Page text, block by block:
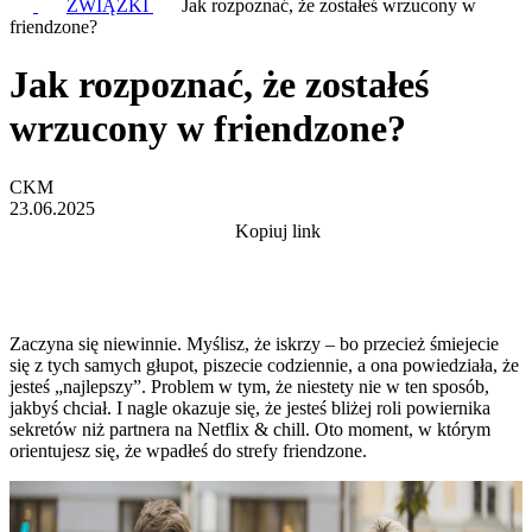
ZWIĄZKI
Jak rozpoznać, że zostałeś wrzucony w
friendzone?
Jak rozpoznać, że zostałeś
wrzucony w friendzone?
CKM
23.06.2025
Kopiuj link
Zaczyna się niewinnie. Myślisz, że iskrzy – bo przecież śmiejecie
się z tych samych głupot, piszecie codziennie, a ona powiedziała, że
jesteś „najlepszy”. Problem w tym, że niestety nie w ten sposób,
jakbyś chciał. I nagle okazuje się, że jesteś bliżej roli powiernika
sekretów niż partnera na Netflix & chill. Oto moment, w którym
orientujesz się, że wpadłeś do strefy friendzone.